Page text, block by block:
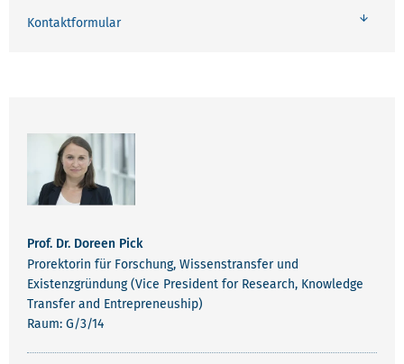
Kontaktformular
Prof. Dr. Doreen Pick
Prorektorin für Forschung, Wissenstransfer und
Existenzgründung (Vice President for Research, Knowledge
Transfer and Entrepreneuship)
Raum: G/3/14